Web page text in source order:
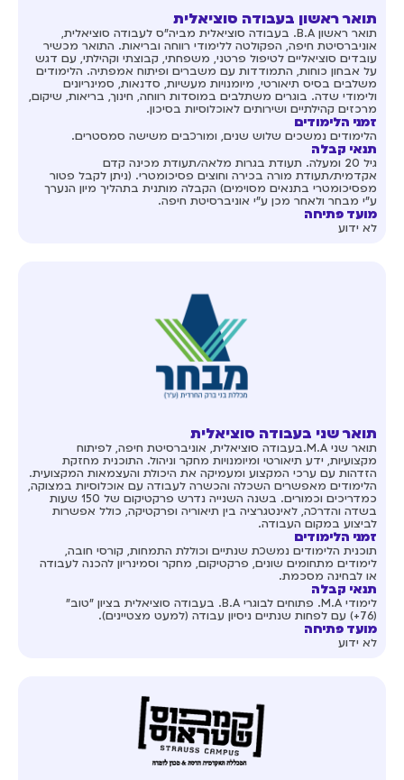
תואר ראשון בעבודה סוציאלית
תואר ראשון B.A. בעבודה סוציאלית מביה"ס לעבודה סוציאלית,
אוניברסיטת חיפה, הפקולטה ללימודי רווחה ובריאות. התואר מכשיר
עובדים סוציאליים לטיפול פרטני, משפחתי, קבוצתי וקהילתי, עם דגש
על אבחון כוחות, התמודדות עם משברים ופיתוח אמפתיה. הלימודים
משלבים בסיס תיאורטי, מיומנויות מעשיות, סדנאות, סמינריונים
ולימודי שדה. בוגרים משתלבים במוסדות רווחה, חינוך, בריאות, שיקום,
מרכזים קהילתיים ושירותים לאוכלוסיות בסיכון.
זמני הלימודים
הלימודים נמשכים שלוש שנים, ומורכבים משישה סמסטרים.
תנאי קבלה
גיל 20 ומעלה. תעודת בגרות מלאה/תעודת מכינה קדם
אקדמית/תעודת מורה בכירה וחוצים פסיכומטרי. (ניתן לקבל פטור
מפסיכומטרי בתנאים מסוימים) הקבלה מותנית בתהליך מיון הנערך
ע"י מבחר ולאחר מכן ע"י אוניברסיטת חיפה.
מועד פתיחה
לא ידוע
תואר שני בעבודה סוציאלית
תואר שני M.A.בעבודה סוציאלית, אוניברסיטת חיפה, לפיתוח
מקצועיות, ידע תיאורטי ומיומנויות מחקר וניהול. התוכנית מחזקת
הזדהות עם ערכי המקצוע ומעמיקה את היכולת והעצמאות המקצועית.
הלימודים מאפשרים השכלה והכשרה לעבודה עם אוכלוסיות במצוקה,
כמדריכים וכמורים. בשנה השנייה נדרש פרקטיקום של 150 שעות
בשדה והדרכה, לאינטגרציה בין תיאוריה ופרקטיקה, כולל אפשרות
לביצוע במקום העבודה.
זמני הלימודים
תוכנית הלימודים נמשכת שנתיים וכוללת התמחות, קורסי חובה,
לימודים מתחומים שונים, פרקטיקום, מחקר וסמינריון להכנה לעבודה
או לבחינה מסכמת.
תנאי קבלה
לימודי M.A. פתוחים לבוגרי B.A. בעבודה סוציאלית בציון "טוב"
(76+) עם לפחות שנתיים ניסיון עבודה (למעט מצטיינים).
מועד פתיחה
לא ידוע